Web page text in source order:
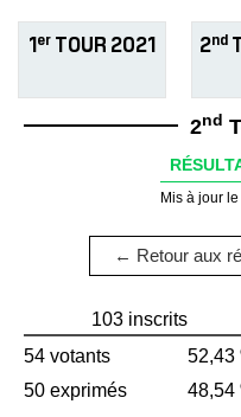
1er TOUR 2021 2nd
2nd
Mis à jour
← Retour aux
103 inscrits
54 votants
52,43
50 exprimés
48,54